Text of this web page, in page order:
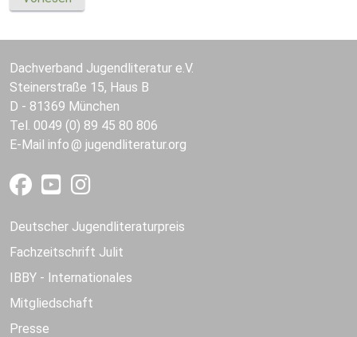
Dachverband Jugendliteratur e.V.
Steinerstraße 15, Haus B
D - 81369 München
Tel. 0049 (0) 89 45 80 806
E-Mail info jugendliteratur.org
Deutscher Jugendliteraturpreis
Fachzeitschrift Julit
IBBY - Internationales
Mitgliedschaft
Presse